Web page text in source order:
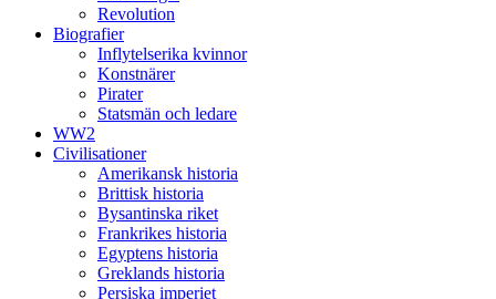
Revolution
Biografier
Inflytelserika kvinnor
Konstnärer
Pirater
Statsmän och ledare
WW2
Civilisationer
Amerikansk historia
Brittisk historia
Bysantinska riket
Frankrikes historia
Egyptens historia
Greklands historia
Persiska imperiet